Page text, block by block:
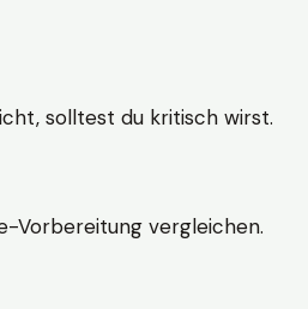
solltest du kritisch wirst.
Vorbereitung vergleichen.